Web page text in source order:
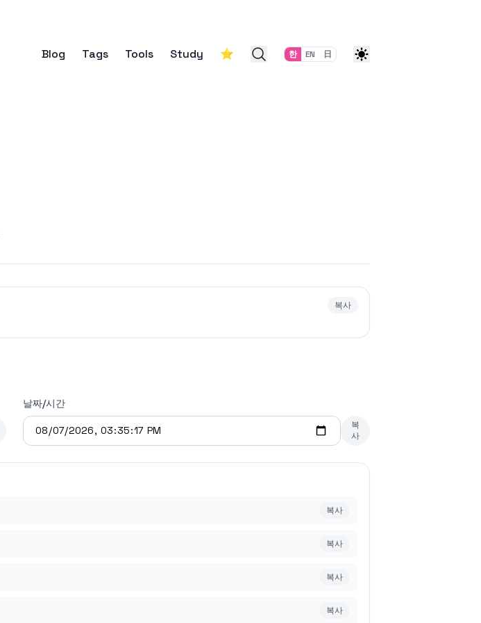
Blog Tags Tools Study ⭐ 한 EN 日
복사
날짜/시간
복
사
복사
복사
복사
복사